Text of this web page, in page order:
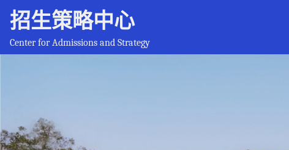
招生策略中心
Center for Admissions and Strategy